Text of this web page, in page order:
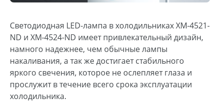
Светодиодная LED-лампа в холодильниках ХМ-4521-
ND и ХМ-4524-ND имеет привлекательный дизайн,
намного надежнее, чем обычные лампы
накаливания, а так же достигает стабильного
яркого свечения, которое не ослепляет глаза и
прослужит в течение всего срока эксплуатации
холодильника.